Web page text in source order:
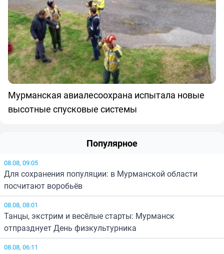
Мурманская авиалесоохрана испытала новые
высотные спусковые системы
Популярное
08.08, 09:05
Для сохранения популяции: в Мурманской области
посчитают воробьёв
08.08, 08:01
Танцы, экстрим и весёлые старты: Мурманск
отпразднует День физкультурника
08.08, 06:11